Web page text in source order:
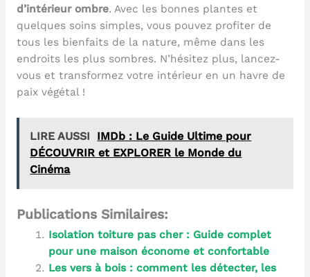
d’intérieur ombre. Avec les bonnes plantes et
quelques soins simples, vous pouvez profiter de
tous les bienfaits de la nature, même dans les
endroits les plus sombres. N’hésitez plus, lancez-
vous et transformez votre intérieur en un havre de
paix végétal !
LIRE AUSSI
IMDb : Le Guide Ultime pour
DÉCOUVRIR et EXPLORER le Monde du
Cinéma
Publications Similaires:
Isolation toiture pas cher : Guide complet
pour une maison économe et confortable
Les vers à bois : comment les détecter, les